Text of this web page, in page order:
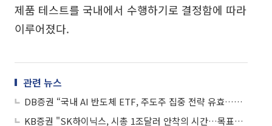
제품 테스트를 국내에서 수행하기로 결정함에 따라
이루어졌다.
관련 뉴스
DB증권 “국내 AI 반도체 ETF, 주도주 집중 전략 유효…SK하이닉스 비중 주목”
KB증권 "SK하이닉스, 시총 1조달러 안착의 시간…목표가 300만원"